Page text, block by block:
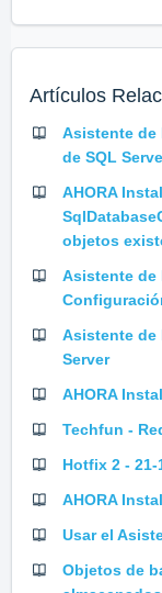
Artículos
Asistente de
de SQL
AHORA
objetos
Asistente de
Asistente de
Server
AHORA
Techfun -
Hotfix 2 - 21-
AHORA
Usar el
Objetos de